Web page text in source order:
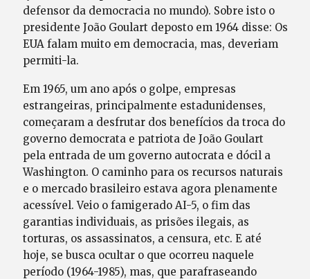
defensor da democracia no mundo). Sobre isto o
presidente João Goulart deposto em 1964 disse: Os
EUA falam muito em democracia, mas, deveriam
permiti-la.
Em 1965, um ano após o golpe, empresas
estrangeiras, principalmente estadunidenses,
começaram a desfrutar dos benefícios da troca do
governo democrata e patriota de João Goulart
pela entrada de um governo autocrata e dócil a
Washington. O caminho para os recursos naturais
e o mercado brasileiro estava agora plenamente
acessível. Veio o famigerado AI-5, o fim das
garantias individuais, as prisões ilegais, as
torturas, os assassinatos, a censura, etc. E até
hoje, se busca ocultar o que ocorreu naquele
período (1964-1985), mas, que parafraseando